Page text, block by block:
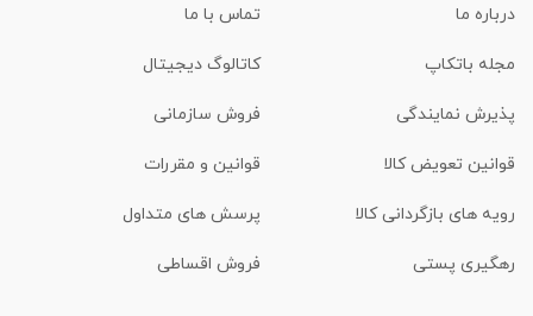
درباره ما تماس با ما
مجله باتکاپ کاتالوگ دیجیتال
پذیرش نمایندگی فروش سازمانی
قوانین تعویض کالا قوانین و مقررات
رویه های بازگردانی کالا پرسش های متداول
رهگیری پستی فروش اقساطی